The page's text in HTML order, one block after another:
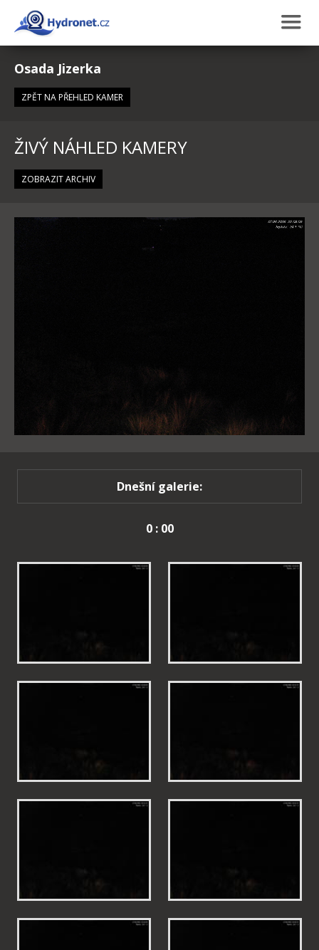
Osada Jizerka
ZPĚT NA PŘEHLED KAMER
ŽIVÝ NÁHLED KAMERY
ZOBRAZIT ARCHIV
Dnešní galerie:
0 : 00